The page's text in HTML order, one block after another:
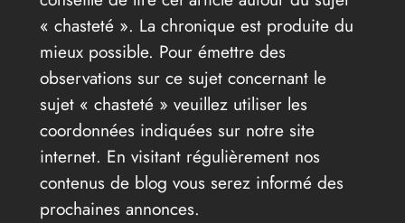
« chasteté ». La chronique est produite du
mieux possible. Pour émettre des
observations sur ce sujet concernant le
sujet « chasteté » veuillez utiliser les
coordonnées indiquées sur notre site
internet. En visitant régulièrement nos
contenus de blog vous serez informé des
prochaines annonces.